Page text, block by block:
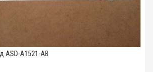
ASD-A1521-AB